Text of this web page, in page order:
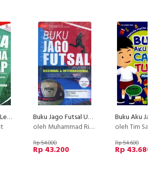
Sastra Indonesia Lengkap
Buku Jago Futsal Untuk Pemula
oleh Muhammad Rinaldi & Muhammad Syawal Rohaedi
Rp 54.000
Rp 43.200
oleh Tim
Rp 54.600
Rp 43.680